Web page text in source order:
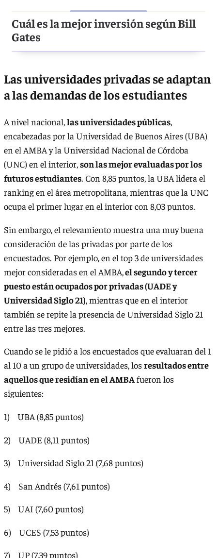
Cuál es la mejor inversión según Bill
Gates
Las universidades privadas se adaptan
a las demandas de los estudiantes
A nivel nacional,las universidades públicas,
encabezadas por la Universidad de Buenos Aires (UBA)
en el AMBA y la Universidad Nacional de Córdoba
(UNC) en el interior,son las mejor evaluadas por los
futuros estudiantes. Con 8,85 puntos, la UBA lidera el
ranking en el área metropolitana, mientras que la UNC
ocupa el primer lugar en el interior con 8,03 puntos.
Sin embargo, el relevamiento muestra una muy buena
consideración de las privadas por parte de los
encuestados. Por ejemplo, en el top 3 de universidades
mejor consideradas en el AMBA,el segundo y tercer
puesto están ocupados por privadas (UADE y
Universidad Siglo 21), mientras que en el interior
también se repite la presencia de Universidad Siglo 21
entre las tres mejores.
Cuando se le pidió a los encuestados que evaluaran del 1
al 10 a un grupo de universidades, losresultados entre
aquellos que residían en el AMBAfueron los
siguientes:
1) UBA (8,85 puntos)
2) UADE (8,11 puntos)
3) Universidad Siglo 21 (7,68 puntos)
4) San Andrés (7,61 puntos)
5) UAI (7,60 puntos)
6) UCES (7,53 puntos)
7) UP (7,39 puntos)